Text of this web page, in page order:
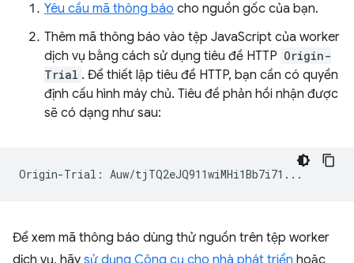
Yêu cầu mã thông báo cho nguồn gốc của bạn.
Thêm mã thông báo vào tệp JavaScript của worker
dịch vụ bằng cách sử dụng tiêu đề HTTP Origin-
Trial . Để thiết lập tiêu đề HTTP, bạn cần có quyền
định cấu hình máy chủ. Tiêu đề phản hồi nhận được
sẽ có dạng như sau:
Để xem mã thông báo dùng thử nguồn trên tệp worker
dịch vụ, hãy sử dụng Công cụ cho nhà phát triển hoặc